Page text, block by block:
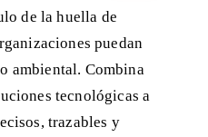
de la huella de
puedan
ambiental. Combina
tecnológicas a
trazables y